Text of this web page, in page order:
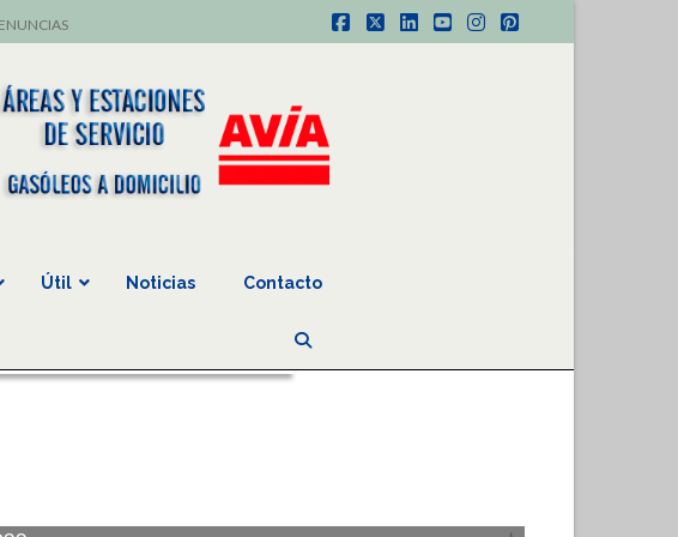
Facebook
X LinkedIn
YouTube
Instagram
Pinterest
Útil Noticias Contacto